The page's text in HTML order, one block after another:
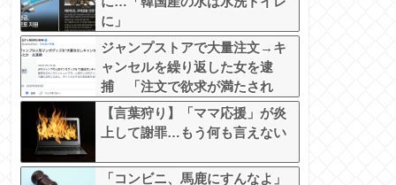
に」
ジャンプストアで大量注文→キ
ャンセルを繰り返した女を逮
捕 「注文で欲求が満たされ
た」総額43億円
【言葉狩り】「ママ応援」が炎
上して謝罪…もう何も言えない
「コンビニ、馬鹿にすんなよ」